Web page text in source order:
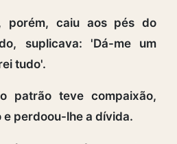
porém, caiu aos pés do
suplicava: 'Dá-me um
tudo'.
patrão teve compaixão,
perdoou-lhe a dívida.